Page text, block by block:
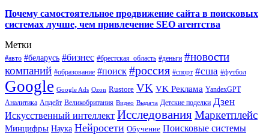
Почему самостоятельное продвижение сайта в поисковых
системах лучше, чем привлечение SEO агентства
Метки
#авто #беларусь #бизнес #брестская_область #деньги #новости
компаний #образование #поиск #россия #спорт #сша #футбол
Google Google Ads Ozon Rustore VK VK Реклама YandexGPT
Аналитика Апдейт Великобритания Видео Выдача Детские поделки Дзен
Искусственный интеллект ИсследованияМаркетплейс
Минцифры Наука Нейросети Обучение Поисковые системы